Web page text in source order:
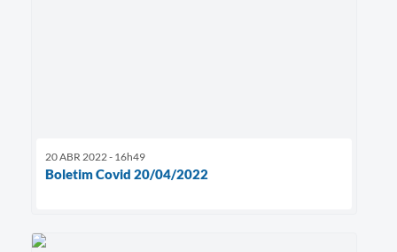
20 ABR 2022 - 16h49
Boletim Covid 20/04/2022